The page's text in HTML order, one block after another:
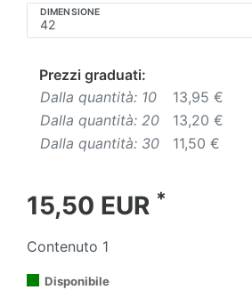
DIMENSIONE
Prezzi graduati:
Dalla quantità: 10
13,95 €
Dalla quantità: 20
13,20 €
Dalla quantità: 30
11,50 €
15,50 EUR *
Contenuto 1
Disponibile